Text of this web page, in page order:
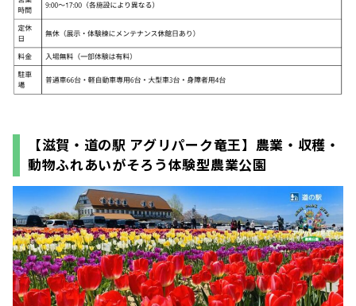
【滋賀・道の駅 アグリパーク竜王】農業・収穫・
動物ふれあいがそろう体験型農業公園